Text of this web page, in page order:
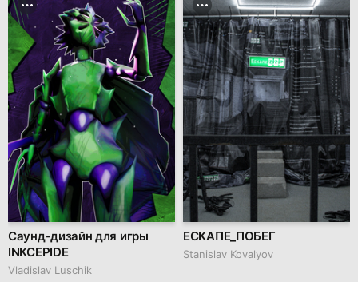
Саунд-дизайн для игры
INKCEPIDE
Vladislav Luschik
ЕСКАПЕ_ПОБЕГ
Stanislav Kovalyov